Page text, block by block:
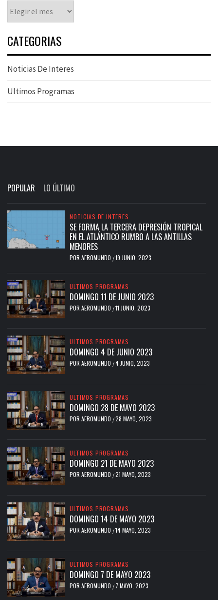
CATEGORIAS
Noticias De Interes
Ultimos Programas
POPULAR LO ÚLTIMO
NOTICIAS DE INTERES
SE FORMA LA TERCERA DEPRESIÓN TROPICAL
EN EL ATLÁNTICO RUMBO A LAS ANTILLAS
MENORES
POR AEROMUNDO /19 JUNIO, 2023
ULTIMOS PROGRAMAS
DOMINGO 11 DE JUNIO 2023
POR AEROMUNDO /11 JUNIO, 2023
ULTIMOS PROGRAMAS
DOMINGO 4 DE JUNIO 2023
POR AEROMUNDO /4 JUNIO, 2023
ULTIMOS PROGRAMAS
DOMINGO 28 DE MAYO 2023
POR AEROMUNDO /28 MAYO, 2023
ULTIMOS PROGRAMAS
DOMINGO 21 DE MAYO 2023
POR AEROMUNDO /21 MAYO, 2023
ULTIMOS PROGRAMAS
DOMINGO 14 DE MAYO 2023
POR AEROMUNDO /14 MAYO, 2023
ULTIMOS PROGRAMAS
DOMINGO 7 DE MAYO 2023
POR AEROMUNDO / 7 MAYO, 2023